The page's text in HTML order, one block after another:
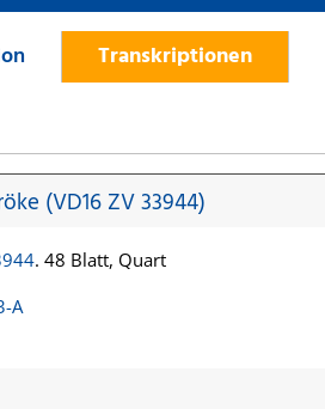
Transkriptionen
(VD16 ZV 33944)
. 48 Blatt, Quart
A